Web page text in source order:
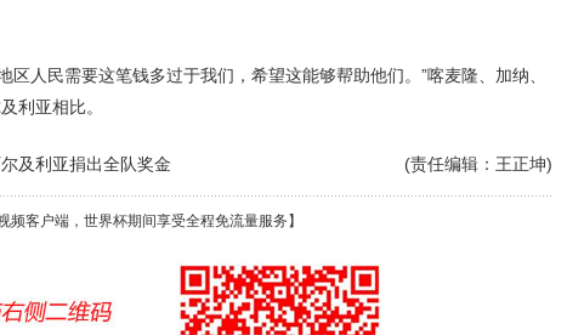
人民需要这笔钱多过于我们，希望这能够帮助他们。”喀麦隆、加纳、
利亚相比。
(责任编辑：王正坤)
及利亚捐出全队奖金
客户端，世界杯期间享受全程免流量服务】